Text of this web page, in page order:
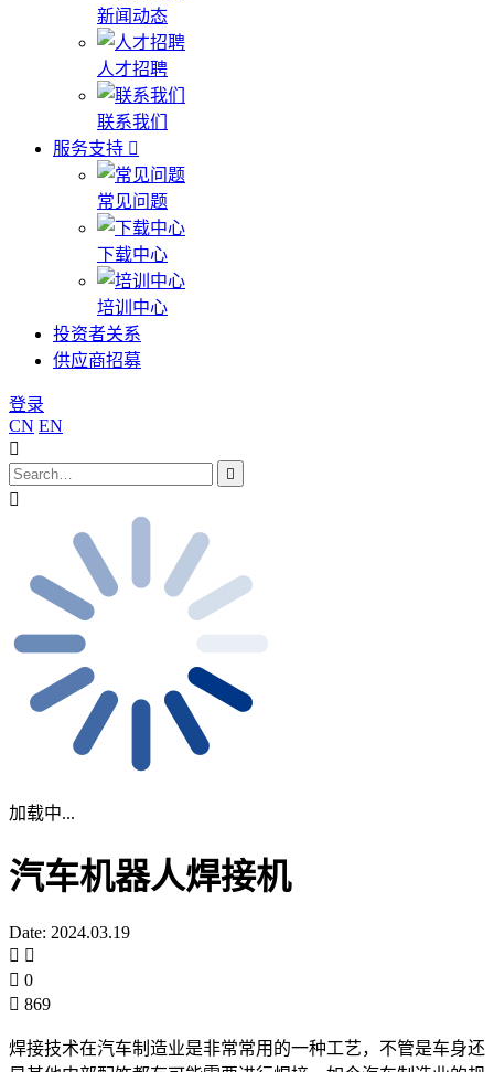
新闻动态
人才招聘
联系我们
服务支持
常见问题
下载中心
培训中心
投资者关系
供应商招募
登录
CN EN
加载中...
汽车机器人焊接机
Date: 2024.03.19
0
869
焊接技术在汽车制造业是非常常用的一种工艺，不管是车身还